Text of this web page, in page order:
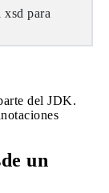
xsd para
del JDK.
un